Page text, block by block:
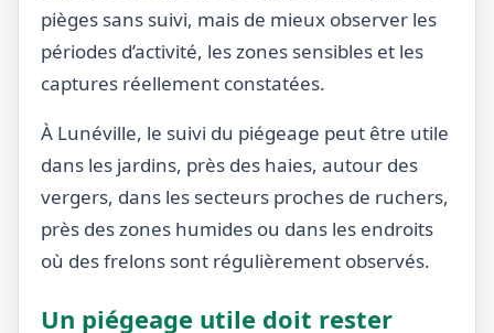
pièges sans suivi, mais de mieux observer les
périodes d’activité, les zones sensibles et les
captures réellement constatées.
À Lunéville, le suivi du piégeage peut être utile
dans les jardins, près des haies, autour des
vergers, dans les secteurs proches de ruchers,
près des zones humides ou dans les endroits
où des frelons sont régulièrement observés.
Un piégeage utile doit rester